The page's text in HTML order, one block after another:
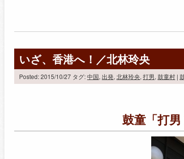
いざ、香港へ！／北林玲央
Posted: 2015/10/27 タグ:中国, 出発, 北林玲央, 打男, 鼓童村 |
鼓童「打男